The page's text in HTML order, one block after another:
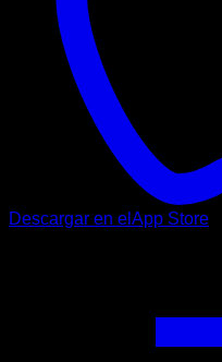
Descargar en el App Store